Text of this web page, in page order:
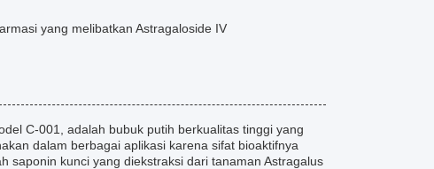
yang melibatkan Astragaloside IV
C-001, adalah bubuk putih berkualitas tinggi yang
dalam berbagai aplikasi karena sifat bioaktifnya
saponin kunci yang diekstraksi dari tanaman Astragalus